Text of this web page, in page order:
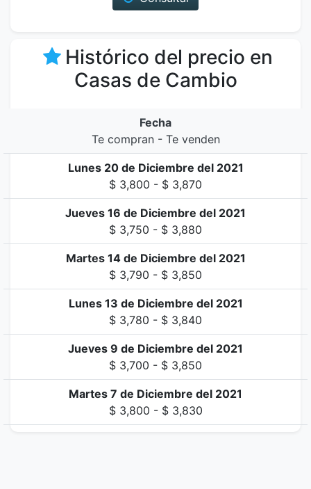
Histórico del precio en
Casas de Cambio
Fecha
Te compran - Te venden
Lunes 20 de Diciembre del 2021
$ 3,800 - $ 3,870
Jueves 16 de Diciembre del 2021
$ 3,750 - $ 3,880
Martes 14 de Diciembre del 2021
$ 3,790 - $ 3,850
Lunes 13 de Diciembre del 2021
$ 3,780 - $ 3,840
Jueves 9 de Diciembre del 2021
$ 3,700 - $ 3,850
Martes 7 de Diciembre del 2021
$ 3,800 - $ 3,830